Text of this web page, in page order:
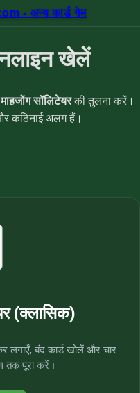
- अन्य कार्ड गेम
खेलें
माहजोंग सॉलिटेयरकी तुलना करें।
कठिनाई अलग हैं।
(क्लासिक)
लगाएँ, बंद कार्ड खोलें और चार
तक पूरा करें।